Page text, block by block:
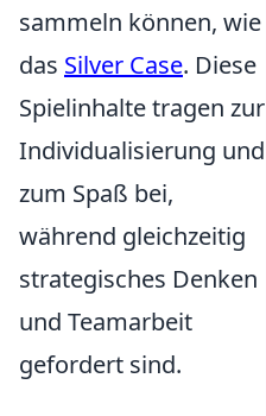
sammeln können, wie
das Silver Case. Diese
Spielinhalte tragen zur
Individualisierung und
zum Spaß bei,
während gleichzeitig
strategisches Denken
und Teamarbeit
gefordert sind.